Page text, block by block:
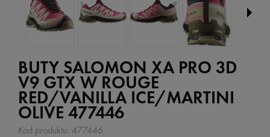
BUTY SALOMON XA PRO 3D
V9 GTX W ROUGE
RED/VANILLA ICE/MARTINI
OLIVE 477446
Kod produktu: 477446